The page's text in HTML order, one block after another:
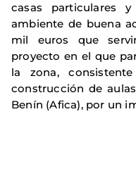
casas particulares
ambiente de buena
mil euros que
proyecto en el que
la zona,
construcción de
Benín (Afica), por un